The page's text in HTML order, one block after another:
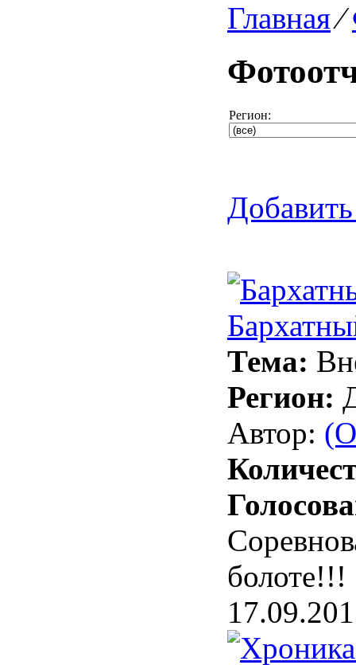
Главная⁄
Регион:
Тема:
Регион:
Автор:
болоте!!!